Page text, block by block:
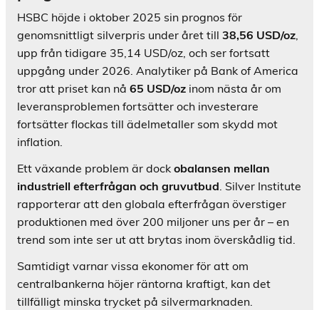
HSBC höjde i oktober 2025 sin prognos för
genomsnittligt silverpris under året till 38,56 USD/oz,
upp från tidigare 35,14 USD/oz, och ser fortsatt
uppgång under 2026. Analytiker på Bank of America
tror att priset kan nå 65 USD/oz inom nästa år om
leveransproblemen fortsätter och investerare
fortsätter flockas till ädelmetaller som skydd mot
inflation.
Ett växande problem är dock obalansen mellan
industriell efterfrågan och gruvutbud. Silver Institute
rapporterar att den globala efterfrågan överstiger
produktionen med över 200 miljoner uns per år – en
trend som inte ser ut att brytas inom överskådlig tid.
Samtidigt varnar vissa ekonomer för att om
centralbankerna höjer räntorna kraftigt, kan det
tillfälligt minska trycket på silvermarknaden.